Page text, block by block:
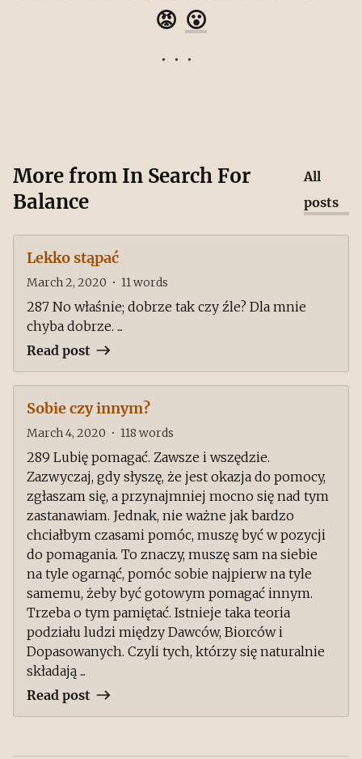
😡 😮
More from In Search For
Balance
All
posts
Lekko stąpać
March 2, 2020 • 11words
287 No właśnie; dobrze tak czy źle? Dla mnie
chyba dobrze. ...
Read post
Sobie czy innym?
March 4, 2020 • 118 words
289 Lubię pomagać. Zawsze i wszędzie.
Zazwyczaj, gdy słyszę, że jest okazja do pomocy,
zgłaszam się, a przynajmniej mocno się nad tym
zastanawiam. Jednak, nie ważne jak bardzo
chciałbym czasami pomóc, muszę być w pozycji
do pomagania. To znaczy, muszę sam na siebie
na tyle ogarnąć, pomóc sobie najpierw na tyle
samemu, żeby być gotowym pomagać innym.
Trzeba o tym pamiętać. Istnieje taka teoria
podziału ludzi między Dawców, Biorców i
Dopasowanych. Czyli tych, którzy się naturalnie
składają ...
Read post